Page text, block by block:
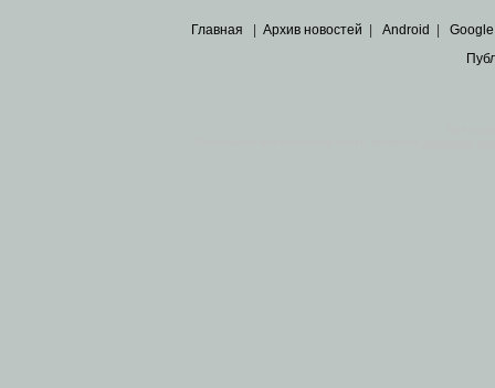
Главная | Архив новостей | Android | Google